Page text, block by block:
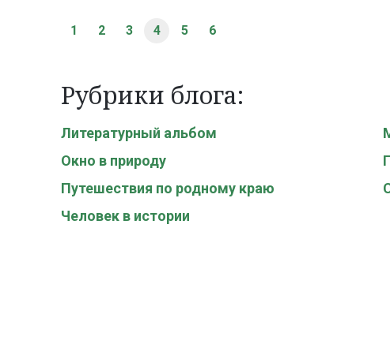
1 2 3 4 5 6
Рубрики блога:
Литературный альбом
Окно в природу
Путешествия по родному краю
Человек в истории